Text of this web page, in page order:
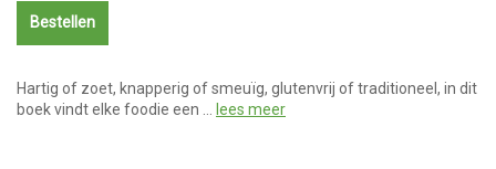
Bestellen
Hartig of zoet, knapperig of smeuïg, glutenvrij of traditioneel, in dit
boek vindt elke foodie een … lees meer